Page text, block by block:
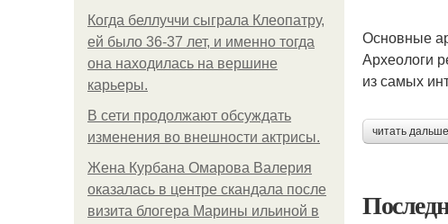
Когда беллуччи сыграла Клеопатру,
ей было 36-37 лет, и именно тогда
она находилась на вершине
карьеры.
В сети продолжают обсуждать
изменения во внешности актрисы.
Жена Курбана Омарова Валерия
оказалась в центре скандала после
визита блогера Марины ильиной в
Основные
Археологи
из самых
читать